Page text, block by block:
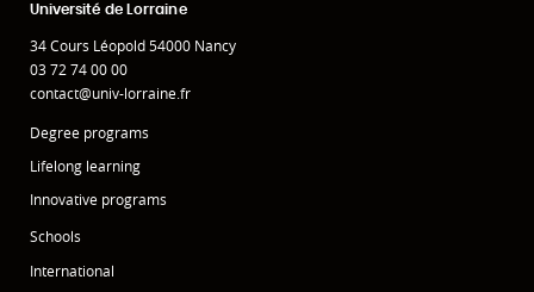
Université de Lorraine
34 Cours Léopold 54000 Nancy
03 72 74 00 00
contact@univ-lorraine.fr
Degree programs
Lifelong learning
Innovative programs
Schools
International